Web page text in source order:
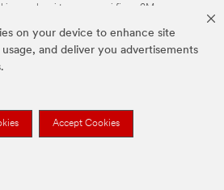
on your device to enhance site
and deliver you advertisements
Accept Cookies
są znakami towarowymi firmy 3M.